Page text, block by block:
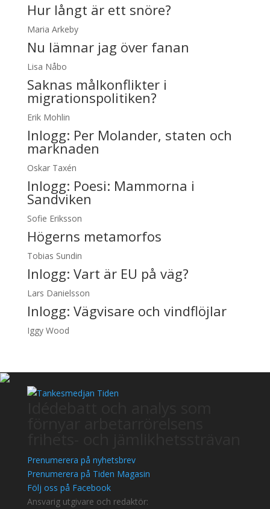
Hur långt är ett snöre?
Maria Arkeby
Nu lämnar jag över fanan
Lisa Nåbo
Saknas målkonflikter i
migrationspolitiken?
Erik Mohlin
Inlogg: Per Molander, staten och
marknaden
Oskar Taxén
Inlogg: Poesi: Mammorna i
Sandviken
Sofie Eriksson
Högerns metamorfos
Tobias Sundin
Inlogg: Vart är EU på väg?
Lars Danielsson
Inlogg: Vägvisare och vindflöjlar
Iggy Wood
Prenumerera på nyhetsbrev
Prenumerera på Tiden Magasin
Följ oss på Facebook
Ansvarig utgivare och redaktör: